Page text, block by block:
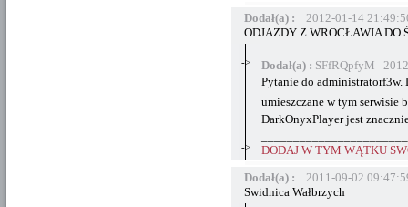
Dodał(a) :
2012-01-14
ODJAZDY Z WROCŁAWIA DO
->
Dodał(a) : SFfRQpfyM
Pytanie do
umieszczane w tym serwisie
DarkOnyxPlayer jest
->
DODAJ W TYM WĄTKU
Dodał(a) :
2011-09-02
Swidnica Wałbrzych